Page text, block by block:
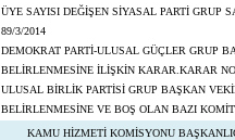
ÜYE SAYISI DEĞİŞEN SİYASAL PARTİ GRUP
89/3/2014
DEMOKRAT PARTİ-ULUSAL GÜÇLER GRUP
BELİRLENMESİNE İLİŞKİN KARAR.KARAR
ULUSAL BİRLİK PARTİSİ GRUP BAŞKAN
BELİRLENMESİNE VE BOŞ OLAN BAZI
KAMU HİZMETİ KOMİSYONU